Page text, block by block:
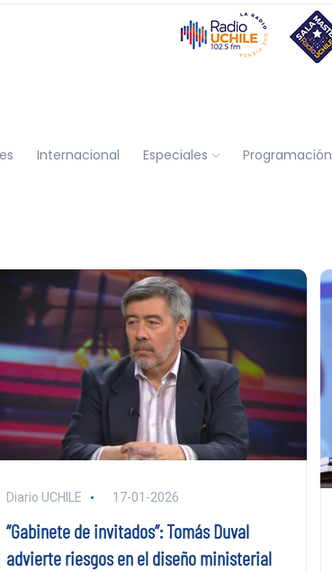
Internacional Especiales Programación
Diario UCHILE 17-01-2026
“Gabinete de invitados”: Tomás Duval
advierte riesgos en el diseño ministerial